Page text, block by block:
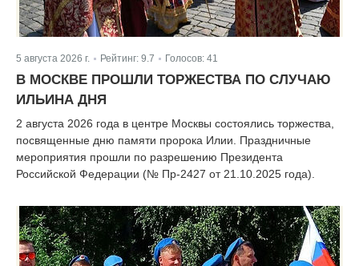
5 августа 2026 г. | Рейтинг: 9.7 Голосов: 41
В МОСКВЕ ПРОШЛИ ТОРЖЕСТВА ПО СЛУЧАЮ
ИЛЬИНА ДНЯ
2 августа 2026 года в центре Москвы состоялись торжества,
посвященные дню памяти пророка Илии. Праздничные
мероприятия прошли по разрешению Президента
Российской Федерации (№ Пр-2427 от 21.10.2025 года).